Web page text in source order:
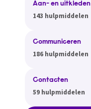
Aan- en uitkleden
143 hulpmiddelen
Communiceren
186 hulpmiddelen
Contacten
59 hulpmiddelen